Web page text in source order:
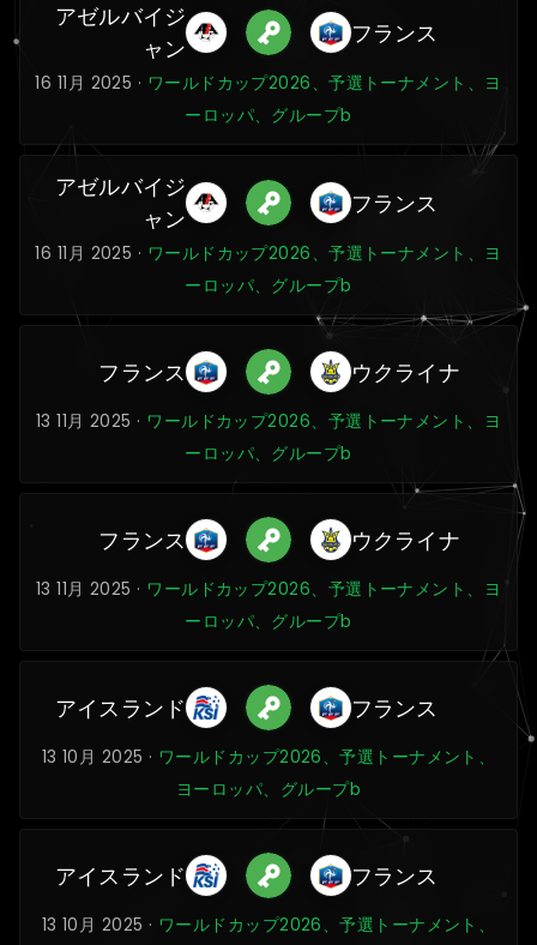
アゼルバイジ
ャン
フランス
16 11月 2025 · ワールドカップ2026、予選トーナメント、ヨ
ーロッパ、グループb
アゼルバイジ
ャン
フランス
16 11月 2025 · ワールドカップ2026、予選トーナメント、ヨ
ーロッパ、グループb
フランス ウクライナ
13 11月 2025 · ワールドカップ2026、予選トーナメント、ヨ
ーロッパ、グループb
フランス ウクライナ
13 11月 2025 · ワールドカップ2026、予選トーナメント、ヨ
ーロッパ、グループb
アイスランド フランス
13 10月 2025 · ワールドカップ2026、予選トーナメント、
ヨーロッパ、グループb
アイスランド フランス
13 10月 2025 · ワールドカップ2026、予選トーナメント、